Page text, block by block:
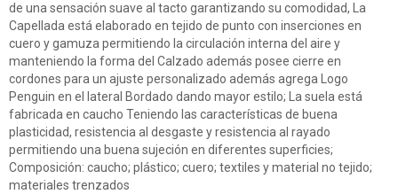
de una sensación suave al tacto garantizando su comodidad, La
Capellada está elaborado en tejido de punto con inserciones en
cuero y gamuza permitiendo la circulación interna del aire y
manteniendo la forma del Calzado además posee cierre en
cordones para un ajuste personalizado además agrega Logo
Penguin en el lateral Bordado dando mayor estilo; La suela está
fabricada en caucho Teniendo las características de buena
plasticidad, resistencia al desgaste y resistencia al rayado
permitiendo una buena sujeción en diferentes superficies;
Composición: caucho; plástico; cuero; textiles y material no tejido;
materiales trenzados